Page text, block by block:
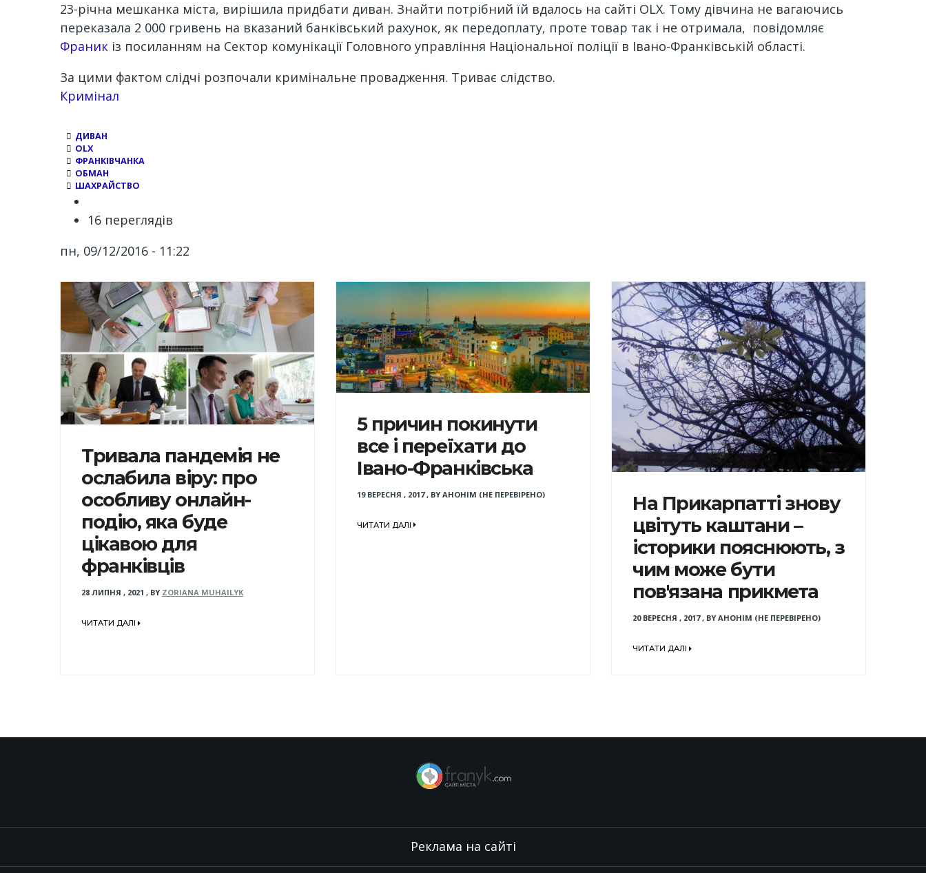
23-річна мешканка міста, вирішила придбати диван. Знайти потрібний їй вдалось на сайті OLX. Тому дівчина не вагаючись
переказала 2 000 гривень на вказаний банківський рахунок, як передоплату, проте товар так і не отримала, повідомляє
Франик із посиланням на Сектор комунікації Головного управління Національної поліції в Івано-Франківській області.
За цими фактом слідчі розпочали кримінальне провадження. Триває слідство.
Кримінал
ДИВАН
OLX
ФРАНКІВЧАНКА
ОБМАН
ШАХРАЙСТВО
16 переглядів
пн, 09/12/2016 - 11:22
Тривала пандемія не
ослабила віру: про
особливу онлайн-
подію, яка буде
цікавою для
франківців
28 ЛИПНЯ , 2021 , BY ZORIANA MUHAILYK
ЧИТАТИ ДАЛІ
5 причин покинути
все і переїхати до
Івано-Франківська
19 ВЕРЕСНЯ , 2017, BY АНОНІМ (НЕ ПЕРЕВІРЕНО)
ЧИТАТИ ДАЛІ
На Прикарпатті знову
цвітуть каштани –
історики пояснюють, з
чим може бути
пов'язана прикмета
20 ВЕРЕСНЯ , 2017, BY АНОНІМ (НЕ ПЕРЕВІРЕНО)
ЧИТАТИ ДАЛІ
Реклама на сайті